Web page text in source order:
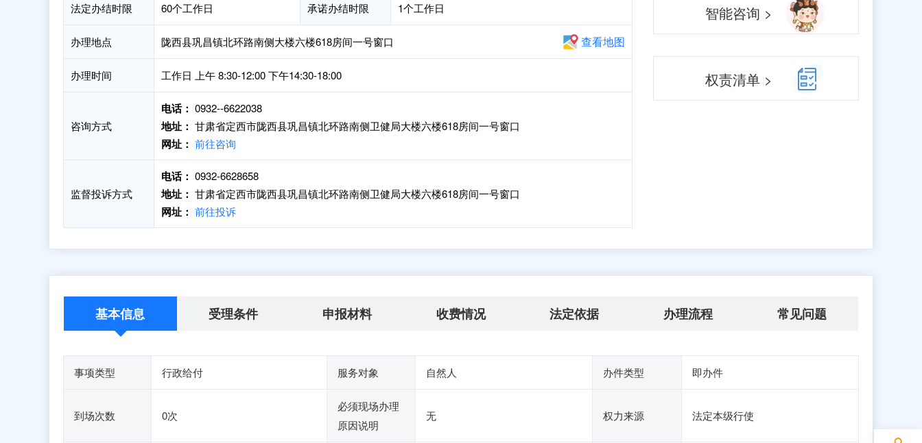
法定办结时限 60个工作日 承诺办结时限 1个工作日
办理地点 陇西县巩昌镇北环路南侧大楼六楼618房间一号窗口 查看地图
办理时间 工作日 上午 8:30-12:00 下午14:30-18:00
咨询方式
电话： 0932--6622038
地址： 甘肃省定西市陇西县巩昌镇北环路南侧卫健局大楼六楼618房间一号窗口
网址： 前往咨询
监督投诉方式
电话： 0932-6628658
地址： 甘肃省定西市陇西县巩昌镇北环路南侧卫健局大楼六楼618房间一号窗口
网址： 前往投诉
智能咨询 >
权责清单 >
基本信息 受理条件 申报材料 收费情况 法定依据 办理流程 常见问题
事项类型 行政给付 服务对象 自然人 办件类型 即办件
到场次数 0次
必须现场办理
原因说明
无 权力来源 法定本级行使